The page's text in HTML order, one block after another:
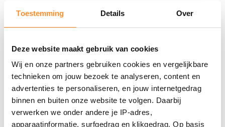
Toestemming Details Over
Deze website maakt gebruik van cookies
Wij en onze partners gebruiken cookies en vergelijkbare
technieken om jouw bezoek te analyseren, content en
advertenties te personaliseren, en jouw internetgedrag
binnen en buiten onze website te volgen. Daarbij
verwerken we onder andere je IP-adres,
apparaatinformatie, surfgedrag en klikgedrag. Op basis
Naar winkels